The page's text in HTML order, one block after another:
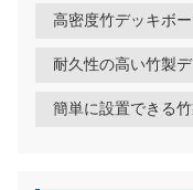
高密度竹デッキボー
簡単に設置できる